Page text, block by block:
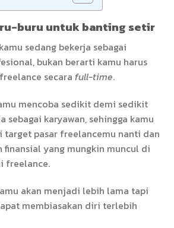
buru untuk banting setir
sedang bekerja sebagai
bukan berarti kamu harus
secara full-time.
mencoba sedikit demi sedikit
sebagai karyawan, sehingga kamu
target pasar freelancemu nanti dan
finansial yang mungkin muncul di
freelance.
akan menjadi lebih lama tapi
membiasakan diri terlebih